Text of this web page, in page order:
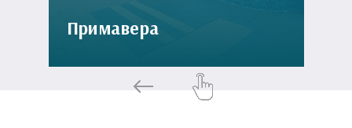
Примавера